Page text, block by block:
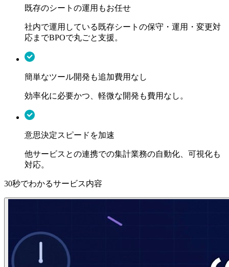
既存のシートの運用もお任せ
社内で運用している既存シートの保守・運用・変更対
応までBPOで丸ごと支援。
簡単なツール開発も追加費用なし
効率化に必要かつ、軽微な開発も費用なし。
意思決定スピードを加速
他サービスとの連携での集計業務の自動化、可視化も
対応。
30秒でわかるサービス内容